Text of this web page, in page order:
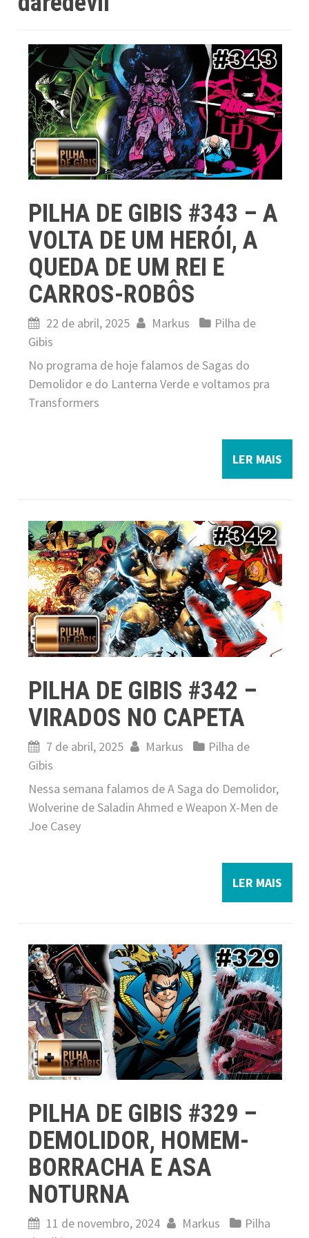
PILHA DE GIBIS #343 – A
VOLTA DE UM HERÓI, A
QUEDA DE UM REI E
CARROS-ROBÔS
22 de abril, 2025 Markus
Pilha de
Gibis
No programa de hoje falamos de Sagas do
Demolidor e do Lanterna Verde e voltamos pra
Transformers
LER MAIS
PILHA DE GIBIS #342 –
VIRADOS NO CAPETA
7 de abril, 2025 Markus
Pilha de
Gibis
Nessa semana falamos de A Saga do Demolidor,
Wolverine de Saladin Ahmed e Weapon X-Men de
Joe Casey
LER MAIS
PILHA DE GIBIS #329 –
DEMOLIDOR, HOMEM-
BORRACHA E ASA
NOTURNA
11 de novembro, 2024 Markus
Pilha